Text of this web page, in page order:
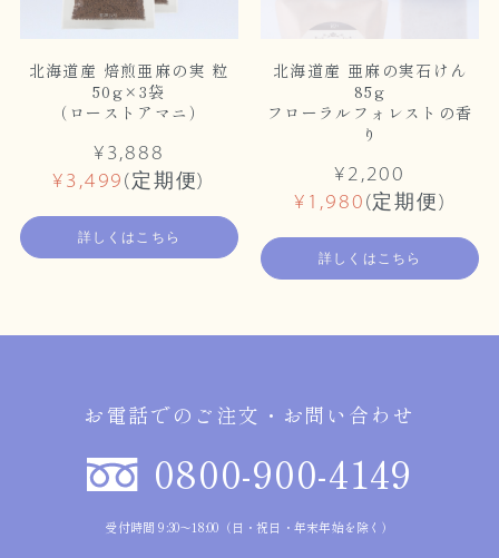
北海道産 焙煎亜麻の実 粒
50g×3袋
（ローストアマニ）
¥3,888
¥3,499(定期便)
詳しくはこちら
北海道産 亜麻の実石けん
85g
フローラルフォレストの香
り
¥2,200
¥1,980(定期便)
詳しくはこちら
お電話でのご注文・お問い合わせ
0800-900-4149
受付時間 9:30～18:00（日・祝日・年末年始を除く）